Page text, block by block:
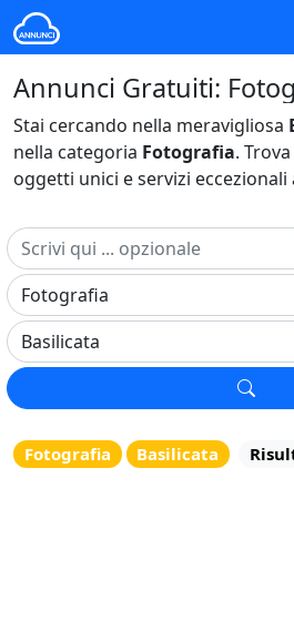
Stai cercando nella meravigliosa
nella categoria Fotografia.
oggetti unici e servizi
Fotografia Basilicata